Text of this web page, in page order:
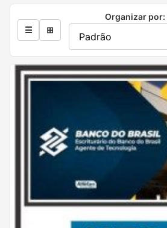
☰ ⊞
Organizar por: